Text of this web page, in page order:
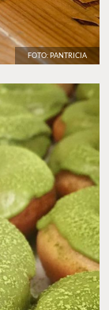
FOTO: PANTRICIA